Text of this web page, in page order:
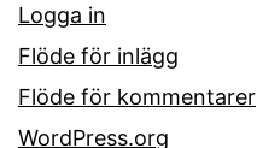
Logga in
Flöde för inlägg
Flöde för kommentarer
WordPress.org